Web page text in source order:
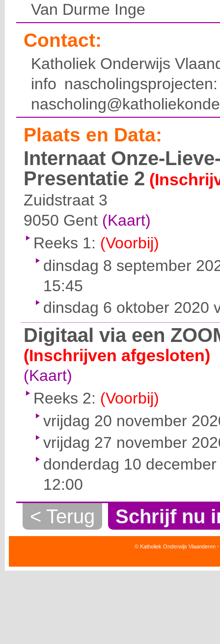
Van Durme Inge
Contact:
Katholiek Onderwijs
info
Plaats en Data:
Internaat Onze-
Presentatie 2
Zuidstraat 3
9050 Gent (Kaart)
Reeks 1: (Voorbij)
dinsdag 8 september
15:45
dinsdag 6 oktober 2020
Digitaal via een
(Inschrijven afgesloten)
(Kaart)
Reeks 2: (Voorbij)
vrijdag 20 november
vrijdag 27 november
donderdag 10
12:00
< Terug Schrijf nu
© Katholiek Onderwijs Vlaanderen